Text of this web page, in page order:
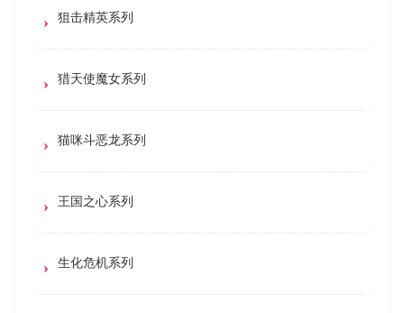
狙击精英系列
猎天使魔女系列
猫咪斗恶龙系列
王国之心系列
生化危机系列